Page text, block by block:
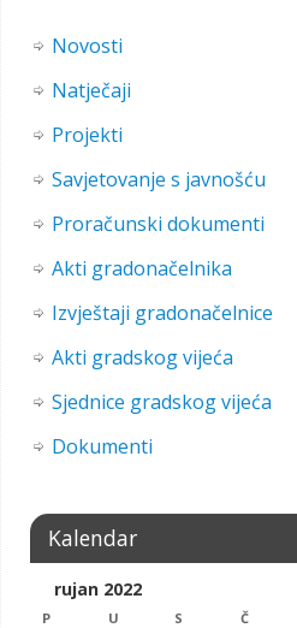
Novosti
Natječaji
Projekti
Savjetovanje s javnošću
Proračunski dokumenti
Akti gradonačelnika
Izvještaji gradonačelnice
Akti gradskog vijeća
Sjednice gradskog vijeća
Dokumenti
Kalendar
rujan 2022
P U S Č